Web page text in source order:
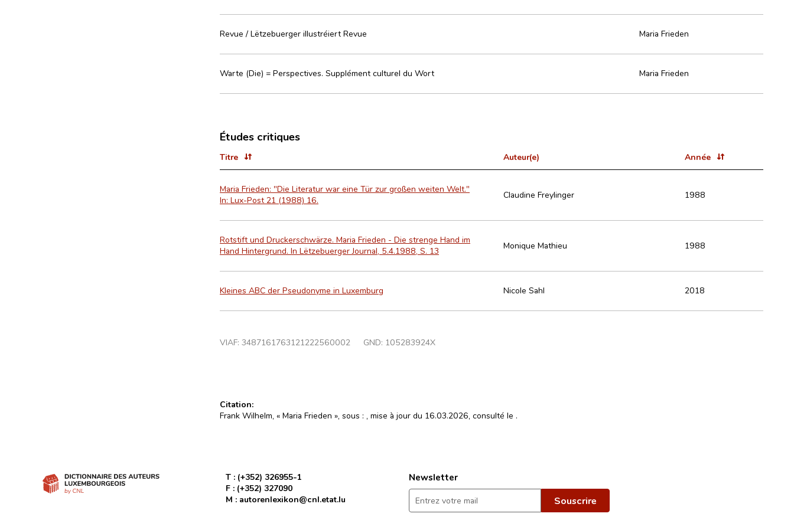
Revue / Lëtzebuerger illustréiert Revue Maria Frieden
Warte (Die) = Perspectives. Supplément culturel du Wort Maria Frieden
Études critiques
Titre Auteur(e) Année
Maria Frieden: "Die Literatur war eine Tür zur großen weiten Welt."
In: Lux-Post 21 (1988) 16.
Claudine Freylinger 1988
Rotstift und Druckerschwärze. Maria Frieden - Die strenge Hand im
Hand Hintergrund. In Lëtzebuerger Journal, 5.4.1988, S. 13
Monique Mathieu 1988
Kleines ABC der Pseudonyme in Luxemburg Nicole Sahl 2018
VIAF: 3487161763121222560002 GND: 105283924X
Citation:
Frank Wilhelm, « Maria Frieden », sous : , mise à jour du 16.03.2026, consulté le .
T : (+352) 326955-1
F : (+352) 327090
M : autorenlexikon@cnl.etat.lu
Newsletter